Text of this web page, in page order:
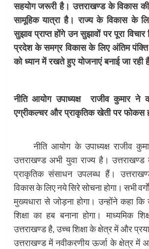
सहयोग जरूरी है। उत्तराखण्ड के विकास
सामूहिक यात्रा है। राज्य के विकास के
सुझाव प्राप्त होंगे उन सुझावों पर पूरा विचार
प्रदेश के समग्र विकास के लिए अंतिम
को ध्यान में रखते हुए योजनाएं बनाई जा रही
नीति आयोग उपाध्यक्ष राजीव कुमार ने
एग्रीकल्चर और प्राकृतिक खेती पर फोकस
नीति आयोग के उपाध्यक्ष राजीव
उत्तराखण्ड अभी युवा राज्य है।
प्राकृतिक संसाधन उपलब्ध हैं।
विकास के लिए नये सिरे सोचना होगा। सभी
मुख्यधारा से जोड़ना होगा। उन्होंने कहा कि
शिक्षा का हब बनाना होगा। माध्यमिक
उत्तराखण्ड है, उच्च शिक्षा के क्षेत्र में और
उत्तराखण्ड में नवीकरणीय ऊर्जा के क्षेत्र में